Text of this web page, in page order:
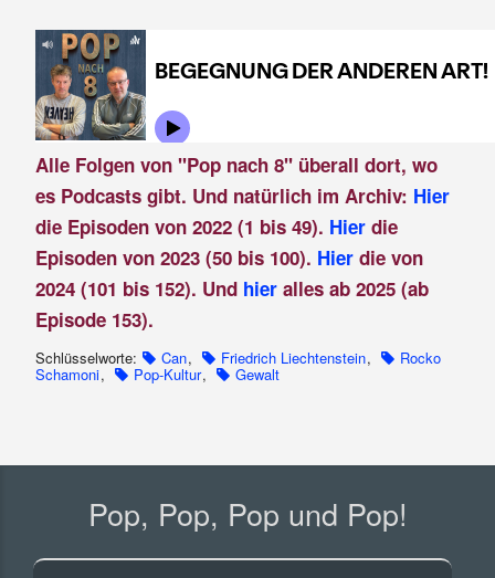
Alle Folgen von "Pop nach 8" überall dort, wo
es Podcasts gibt. Und natürlich im Archiv: Hier
die Episoden von 2022 (1 bis 49). Hierdie
Episoden von 2023 (50 bis 100). Hier die von
2024 (101 bis 152). Und hier alles ab 2025 (ab
Episode 153).
Schlüsselworte: Can, Friedrich Liechtenstein, Rocko
Schamoni, Pop-Kultur, Gewalt
Pop, Pop, Pop und Pop!